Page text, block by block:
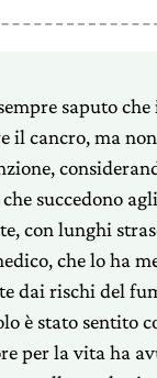
saputo
il cancro, ma
succedono
con lunghi
che loha
dai rischi del
è stato sentito
perla vita ha